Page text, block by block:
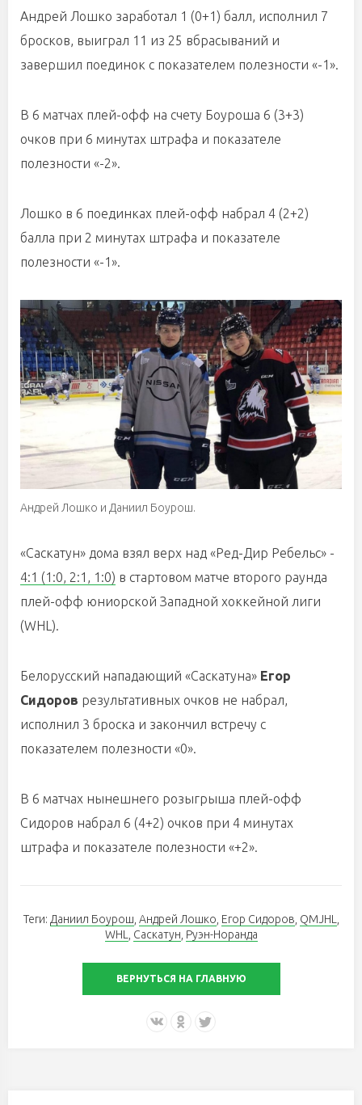
Андрей Лошко заработал 1 (0+1) балл, исполнил 7
бросков, выиграл 11 из 25 вбрасываний и
завершил поединок с показателем полезности «-1».
В 6 матчах плей-офф на счету Боуроша 6 (3+3)
очков при 6 минутах штрафа и показателе
полезности «-2».
Лошко в 6 поединках плей-офф набрал 4 (2+2)
балла при 2 минутах штрафа и показателе
полезности «-1».
Андрей Лошко и Даниил Боурош.
«Саскатун» дома взял верх над «Ред-Дир Ребельс» -
4:1 (1:0, 2:1, 1:0) в стартовом матче второго раунда
плей-офф юниорской Западной хоккейной лиги
(WHL).
Белорусский нападающий «Саскатуна» Егор
Сидоров результативных очков не набрал,
исполнил 3 броска и закончил встречу с
показателем полезности «0».
В 6 матчах нынешнего розыгрыша плей-офф
Сидоров набрал 6 (4+2) очков при 4 минутах
штрафа и показателе полезности «+2».
Теги: Даниил Боурош, Андрей Лошко, Егор Сидоров, QMJHL,
WHL, Саскатун, Руэн-Норанда
ВЕРНУТЬСЯ НА ГЛАВНУЮ